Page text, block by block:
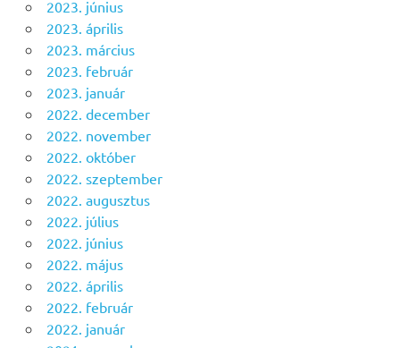
2023. június
2023. április
2023. március
2023. február
2023. január
2022. december
2022. november
2022. október
2022. szeptember
2022. augusztus
2022. július
2022. június
2022. május
2022. április
2022. február
2022. január